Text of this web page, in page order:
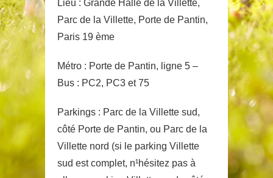
Lieu : Grande Halle de la Villette,
Parc de la Villette, Porte de Pantin,
Paris 19 ème
Métro : Porte de Pantin, ligne 5 –
Bus : PC2, PC3 et 75
Parkings : Parc de la Villette sud,
côté Porte de Pantin, ou Parc de la
Villette nord (si le parking Villette
sud est complet, n¹hésitez pas à